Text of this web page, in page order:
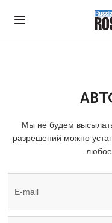
Мы не будем
разрешений можно